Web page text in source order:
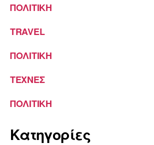
ΠΟΛΙΤΙΚΗ
TRAVEL
ΠΟΛΙΤΙΚΗ
ΤΕΧΝΕΣ
ΠΟΛΙΤΙΚΗ
Kατηγορίες